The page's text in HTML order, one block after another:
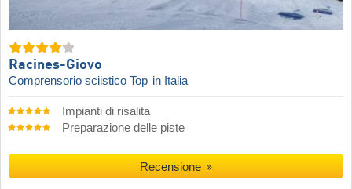
Racines-Giovo
Comprensorio sciistico Top in Italia
Impianti di risalita
Preparazione delle piste
Recensione